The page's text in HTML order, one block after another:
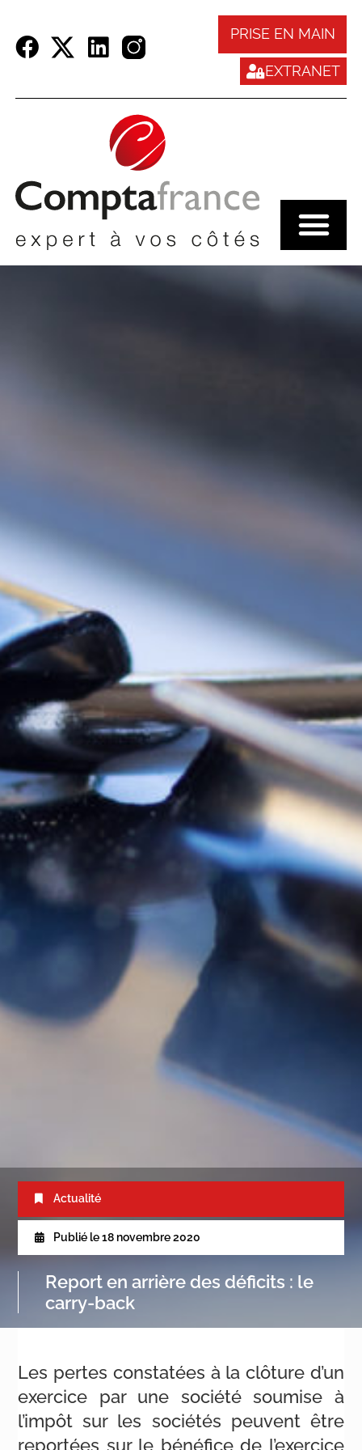
PRISE EN MAIN
EXTRANET
Actualité
Publié le 18 novembre 2020
Report en arrière des déficits : le
carry-back
Les pertes constatées à la clôture d’un
exercice par une société soumise à
l’impôt sur les sociétés peuvent être
reportées sur le bénéfice de l’exercice